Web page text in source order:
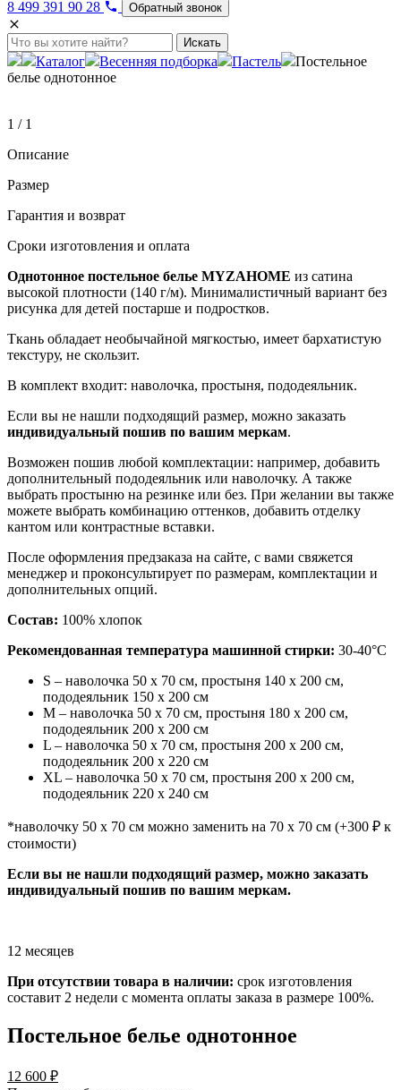
8 499 391 90 28 Обратный звонок
Искать
Каталог Весенняя подборка Пастель
Постельное
белье однотонное
1 / 1
Описание
Размер
Гарантия и возврат
Сроки изготовления и оплата
Однотонное постельное белье MYZAHOME из сатина
высокой плотности (140 г/м). Минималистичный вариант без
рисунка для детей постарше и подростков.
Ткань обладает необычайной мягкостью, имеет бархатистую
текстуру, не скользит.
В комплект входит: наволочка, простыня, пододеяльник.
Если вы не нашли подходящий размер, можно заказать
индивидуальный пошив по вашим меркам.
Возможен пошив любой комплектации: например, добавить
дополнительный пододеяльник или наволочку. А также
выбрать простыню на резинке или без. При желании вы также
можете выбрать комбинацию оттенков, добавить отделку
кантом или контрастные вставки.
После оформления предзаказа на сайте, с вами свяжется
менеджер и проконсультирует по размерам, комплектации и
дополнительных опций.
Состав: 100% хлопок
Рекомендованная температура машинной стирки: 30-40°С
S – наволочка 50 х 70 см, простыня 140 х 200 см,
пододеяльник 150 х 200 см
M – наволочка 50 х 70 см, простыня 180 х 200 см,
пододеяльник 200 х 200 см
L – наволочка 50 х 70 см, простыня 200 х 200 см,
пододеяльник 200 х 220 см
XL – наволочка 50 х 70 см, простыня 200 х 200 см,
пододеяльник 220 х 240 см
*наволочку 50 х 70 см можно заменить на 70 х 70 см (+300 ₽ к
стоимости)
Если вы не нашли подходящий размер, можно заказать
индивидуальный пошив по вашим меркам.
12 месяцев
При отсутствии товара в наличии: срок изготовления
составит 2 недели с момента оплаты заказа в размере 100%.
Постельное белье однотонное
12 600 ₽